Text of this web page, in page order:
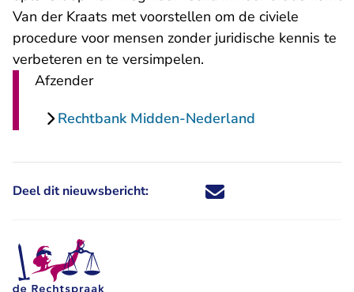
Van der Kraats met voorstellen om de civiele
procedure voor mensen zonder juridische kennis te
verbeteren en te versimpelen.
Afzender
Rechtbank Midden-Nederland
Deel dit nieuwsbericht: Deel dit nieuwsbericht via X -
Deel dit nieuwsbericht via
Deel dit nieuwsbericht
Deel dit